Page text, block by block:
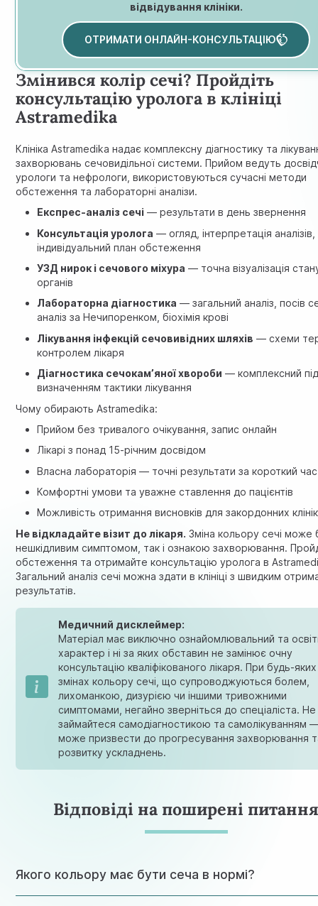
відвідування клініки.
ОТРИМАТИ ОНЛАЙН-КОНСУЛЬТАЦІЮ
Змінився колір сечі? Пройдіть
консультацію уролога в клініці
Astramedika
Клініка Astramedika надає комплексну діагностику та
захворювань сечовидільної системи. Прийом ведуть
урологи та нефрологи, використовуються сучасні методи
обстеження та лабораторні аналізи.
Експрес-аналіз сечі — результати в день звернення
Консультація уролога — огляд, інтерпретація аналізів,
індивідуальний план обстеження
УЗД нирок і сечового міхура — точна візуалізація
органів
Лабораторна діагностика — загальний аналіз, посів
аналіз за Нечипоренком, біохімія крові
Лікування інфекцій сечовивідних шляхів — схеми
контролем лікаря
Діагностика сечокам’яної хвороби — комплексний
визначенням тактики лікування
Чому обирають Astramedika:
Прийом без тривалого очікування, запис онлайн
Лікарі з понад 15-річним досвідом
Власна лабораторія — точні результати за короткий час
Комфортні умови та уважне ставлення до пацієнтів
Можливість отримання висновків для закордонних клінік
Не відкладайте візит до лікаря. Зміна кольору сечі може
нешкідливим симптомом, так і ознакою захворювання.
обстеження та отримайте консультацію уролога в
Загальний аналіз сечі можна здати в клініці з швидким
результатів.
Медичний дисклеймер:
Матеріал має виключно ознайомлювальний та
характер і ні за яких обставин не замінює очну
консультацію кваліфікованого лікаря. При будь-яких
змінах кольору сечі, що супроводжуються болем,
лихоманкою, дизурією чи іншими тривожними
симптомами, негайно зверніться до спеціаліста. Не
займайтеся самодіагностикою та самолікуванням
може призвести до прогресування захворювання
розвитку ускладнень.
Відповіді на поширені
Якого кольору має бути сеча в нормі?